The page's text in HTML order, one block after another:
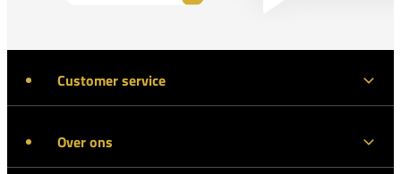
Customer service
Over ons